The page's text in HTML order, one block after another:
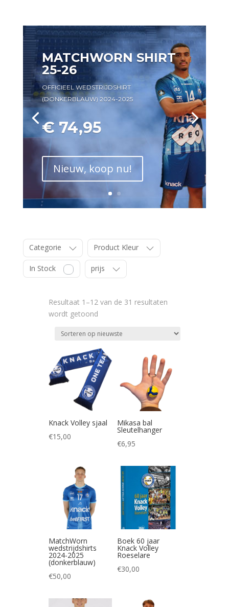
MATCHWORN SHIRT
25-26
OFFICIEEL WEDSTRIJDSHIRT
(DONKERBLAUW) 2024-2025
€ 74,95
Nieuw, koop nu!
Categorie Product Kleur
In Stock prijs
Resultaat 1–12 van de 31 resultaten
wordt getoondGesorteerd
nieuwste
Knack Volley sjaal
€15,00
Mikasa bal
Sleutelhanger
€6,95
MatchWorn
wedstrijdshirts
2024-2025
(donkerblauw)
€50,00
Boek 60 jaar
Knack Volley
Roeselare
€30,00